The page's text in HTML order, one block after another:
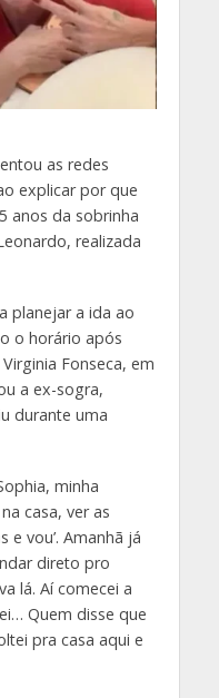
as redes
explicar por que
anos da sobrinha
realizada
planejar a ida ao
o horário após
Fonseca, em
a ex-sogra,
durante uma
minha
casa, ver as
e vou’. Amanhã já
direto pro
lá. Aí comecei a
Quem disse que
pra casa aqui e